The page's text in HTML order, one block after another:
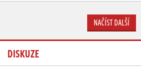
NAČÍST DALŠÍ
DISKUZE